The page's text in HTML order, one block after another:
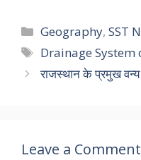
Categories
Geography,SST
Tags
Drainage System
राजस्थान के प्रमुख
Leave a Comment